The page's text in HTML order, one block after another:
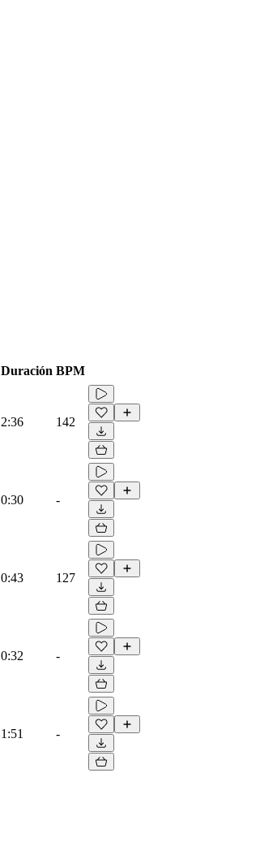
Duración BPM
2:36 142
0:30 -
0:43 127
0:32 -
1:51 -